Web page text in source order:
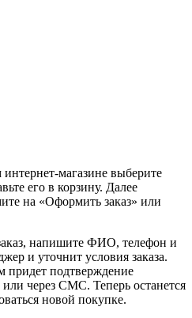
магазине выберите
его в корзину. Далее
на «Оформить заказ» или
напишите ФИО, телефон и
и уточнит условия заказа.
придет подтверждение
через СМС. Теперь останется
новой покупке.